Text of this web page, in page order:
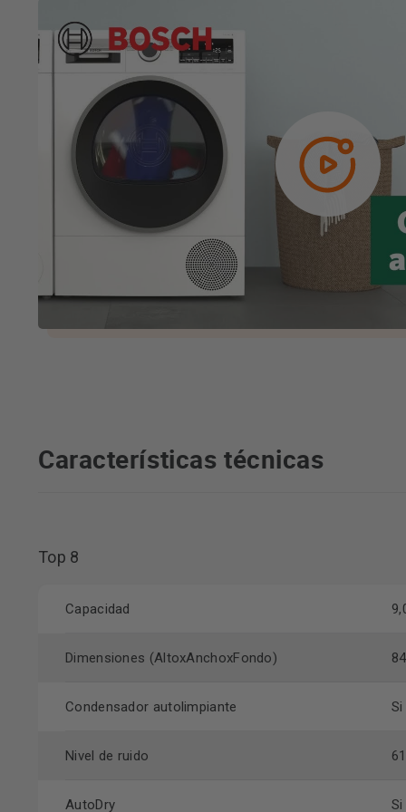
Características técnicas
Top 8
Capacidad
Dimensiones (AltoxAnchoxFondo)
Condensador autolimpiante Si
Nivel de ruido
AutoDry Si